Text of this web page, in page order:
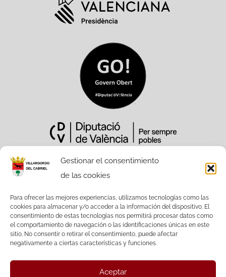
Gestionar el consentimiento
de las cookies
Para ofrecer las mejores experiencias, utilizamos tecnologías como las
cookies para almacenar y/o acceder a la información del dispositivo. El
consentimiento de estas tecnologías nos permitirá procesar datos como
el comportamiento de navegación o las identificaciones únicas en este
sitio. No consentir o retirar el consentimiento, puede afectar
negativamente a ciertas características y funciones.
Aceptar
Conselleria de Participación,
Transparencia, Cooperación y Calidad
Democrática, como por la Diputación
Provincial de València.